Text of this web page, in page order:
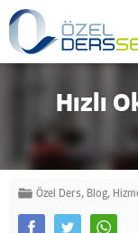
Hızlı
Özel Ders, Blog,